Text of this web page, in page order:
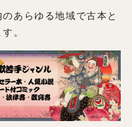
あらゆる地域で古本と
。